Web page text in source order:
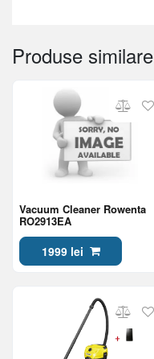
Produse similare
Vacuum Cleaner Rowenta
RO2913EA
1999 lei